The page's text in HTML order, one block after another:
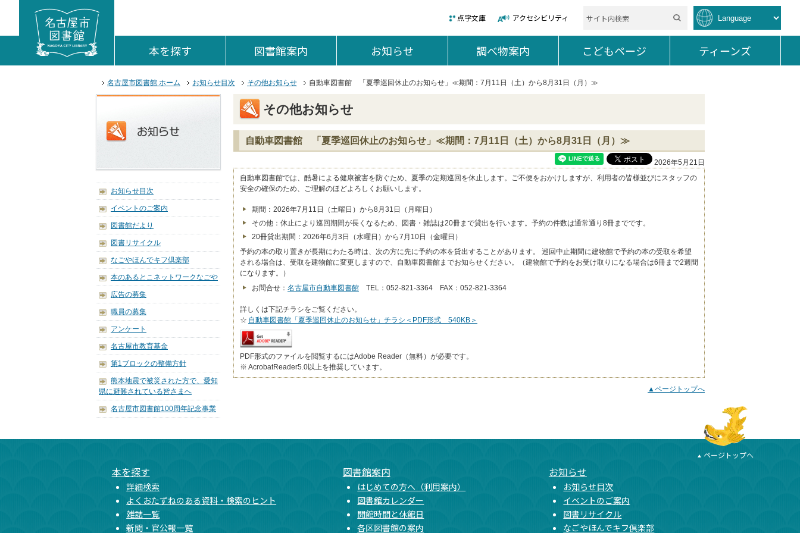
ここからサイト内共通メニューです。
サイト内共通メニューをスキップする
点字文庫 アクセシビリティ
本を探す 図書館案内 お知らせ 調べ物案内 こどもページ ティーンズ
サイト内共通メニューここまで。
名古屋市図書館 ホーム
お知らせ目次 その他お知らせ 自動車図書館 「夏季巡回休止のお知らせ」≪期間：7月11日（土）から8月31日（月）≫
お知らせ目次
イベントのご案内
図書館だより
図書リサイクル
なごやほんでキフ倶楽部
本のあるとこネットワークなごや
広告の募集
職員の募集
アンケート
名古屋市教育基金
第1ブロックの整備方針
熊本地震で被災された方で、愛知
県に避難されている皆さまへ
名古屋市図書館100周年記念事業
その他お知らせ
自動車図書館 「夏季巡回休止のお知らせ」≪期間：7月11日（土）から8月31日（月）≫
2026年5月21日
自動車図書館では、酷暑による健康被害を防ぐため、夏季の定期巡回を休止します。ご不便をおかけしますが、利用者の皆様並びにスタッフの
安全の確保のため、ご理解のほどよろしくお願いします。
期間：2026年7月11日（土曜日）から8月31日（月曜日）
その他：休止により巡回期間が長くなるため、図書・雑誌は20冊まで貸出を行います。予約の件数は通常通り8冊までです。
20冊貸出期間：2026年6月3日（水曜日）から7月10日（金曜日）
予約の本の取り置きが長期にわたる時は、次の方に先に予約の本を貸出することがあります。 巡回中止期間に建物館で予約の本の受取を希望
される場合は、受取を建物館に変更しますので、自動車図書館までお知らせください。（建物館で予約をお受け取りになる場合は6冊まで2週間
になります。）
お問合せ： 名古屋市自動車図書館 TEL：052-821-3364 FAX：052-821-3364
詳しくは下記チラシをご覧ください。
☆ 自動車図書館「夏季巡回休止のお知らせ」チラシ＜PDF形式 540KB＞
PDF形式のファイルを閲覧するにはAdobe Reader（無料）が必要です。
※ AcrobatReader5.0以上を推奨しています。
▲ページトップへ
ページトップへ
本を探す
詳細検索
よくおたずねのある資料・検索のヒント
雑誌一覧
新聞・官公報一覧
図書館案内
はじめての方へ（利用案内）
図書館カレンダー
開館時間と休館日
各区図書館の案内
お知らせ
お知らせ目次
イベントのご案内
図書リサイクル
なごやほんでキフ倶楽部